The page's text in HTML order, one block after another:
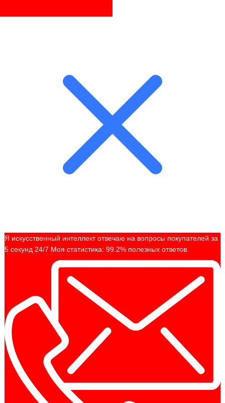
Я искусственный интеллект отвечаю на вопросы покупателей за
5 секунд 24/7 Моя статистика: 99.2% полезных ответов.